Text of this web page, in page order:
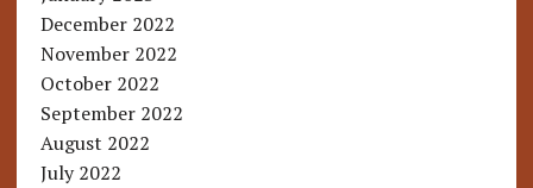
December 2022
November 2022
October 2022
September 2022
August 2022
July 2022